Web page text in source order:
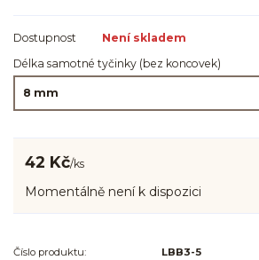
Dostupnost
Není skladem
Délka samotné tyčinky (bez koncovek)
42 Kč/ks
Momentálně není k dispozici
Číslo produktu:
LBB3-5